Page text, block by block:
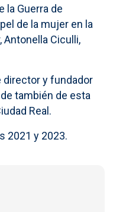
la Guerra de
de la mujer en la
Antonella Ciculli,
director y fundador
también de esta
Real.
2021 y 2023.